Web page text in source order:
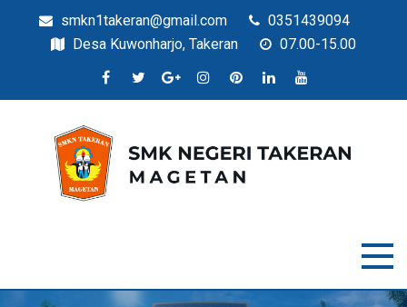
smkn1takeran@gmail.com
0351439094
Desa Kuwonharjo, Takeran
07.00-15.00
Situs Resmi SMKN Takeran